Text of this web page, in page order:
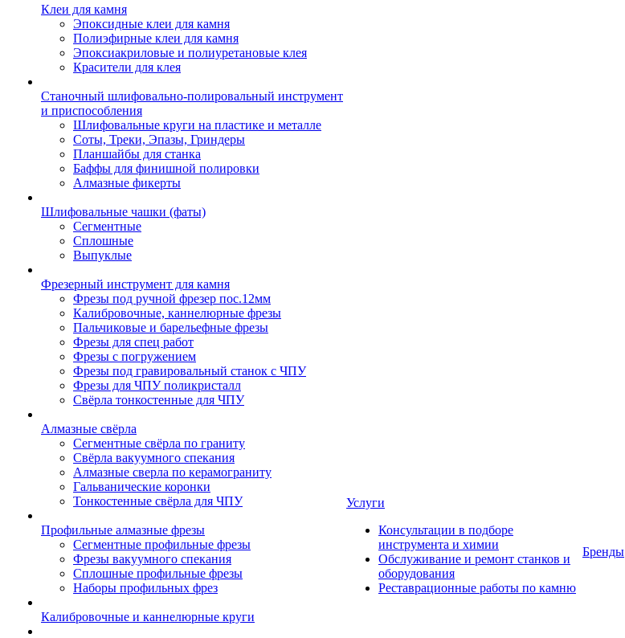
Клеи для камня
Эпоксидные клеи для камня
Полиэфирные клеи для камня
Эпоксиакриловые и полиуретановые клея
Красители для клея
Станочный шлифовально-полировальный инструмент
и приспособления
Шлифовальные круги на пластике и металле
Соты, Треки, Эпазы, Гриндеры
Планшайбы для станка
Баффы для финишной полировки
Алмазные фикерты
Шлифовальные чашки (фаты)
Сегментные
Сплошные
Выпуклые
Фрезерный инструмент для камня
Фрезы под ручной фрезер пос.12мм
Калибровочные, каннелюрные фрезы
Пальчиковые и барельефные фрезы
Фрезы для спец работ
Фрезы с погружением
Фрезы под гравировальный станок с ЧПУ
Фрезы для ЧПУ поликристалл
Свёрла тонкостенные для ЧПУ
Алмазные свёрла
Сегментные свёрла по граниту
Свёрла вакуумного спекания
Алмазные сверла по керамограниту
Гальванические коронки
Тонкостенные свёрла для ЧПУ
Профильные алмазные фрезы
Сегментные профильные фрезы
Фрезы вакуумного спекания
Сплошные профильные фрезы
Наборы профильных фрез
Калибровочные и каннелюрные круги
Услуги
Консультации в подборе
инструмента и химии
Обслуживание и ремонт станков и
оборудования
Реставрационные работы по камню
Бренды